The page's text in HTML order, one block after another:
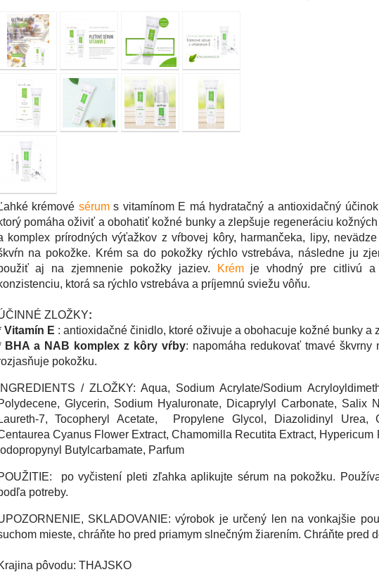
Ľahké krémové sérums vitamínom E má hydratačný a antioxidačný
pomáha oživiť a obohatiť kožné bunky a zlepšuje regeneráciu
komplex prírodných výťažkov z vŕbovej kôry, harmančeka, lipy,
na pokožke. Krém sa do pokožky rýchlo vstrebáva, následne ju
aj na zjemnenie pokožky jaziev.
Krémje vhodný pre citlivú a
ktorá sa rýchlo vstrebáva a príjemnú sviežu vôňu.
ZLOŽKY:
Vitamín E : antioxidačné činidlo, ktoré oživuje a obohacuje kožné bunky a
BHA a NAB komplex z kôry vŕby: napomáha redukovať tmavé škvrny
pokožku.
INGREDIENTS / ZLOŽKY: Aqua, Sodium Acrylate/Sodium
Glycerin, Sodium Hyaluronate, Dicaprylyl Carbonate, Salix
Laureth-7, Tocopheryl Acetate, Propylene Glycol, Diazolidinyl Urea,
Cyanus Flower Extract, Chamomilla Recutita Extract,
Iodopropynyl Butylcarbamate, Parfum
po vyčistení pleti zľahka aplikujte sérum na pokožku.
potreby.
SKLADOVANIE: výrobok je určený len na vonkajšie
mieste, chráňte ho pred priamym slnečným žiarením. Chráňte pred
pôvodu: THAJSKO